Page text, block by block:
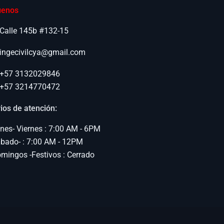
Calle 145b #132-15
ingecivilcya@gmail.com
+57 3132029846
+57 3214770472
de atención:
Viernes : 7:00 AM - 6PM
: 7:00 AM - 12PM
-Festivos : Cerrado